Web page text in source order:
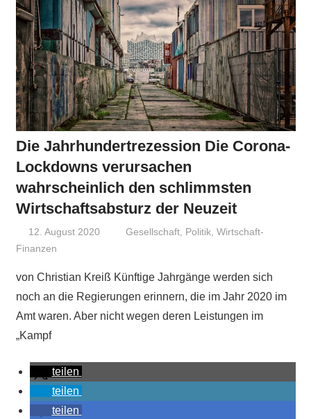
Die Jahrhundertrezession Die Corona-
Lockdowns verursachen
wahrscheinlich den schlimmsten
Wirtschaftsabsturz der Neuzeit
12. August 2020 Niki Vogt
Gesellschaft Politik ,Wirtschaft-
Finanzen
von Christian Kreiß Künftige Jahrgänge werden sich
noch an die Regierungen erinnern, die im Jahr 2020 im
Amt waren. Aber nicht wegen deren Leistungen im
„Kampf
teilen
teilen
teilen